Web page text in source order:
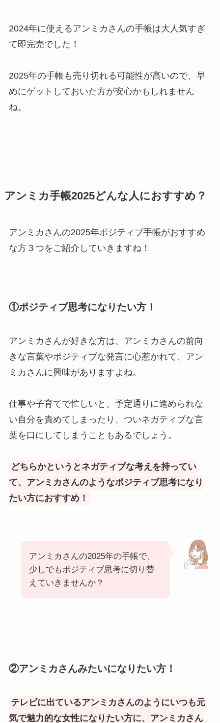
2024年に使えるアンミカさんの手帳は大人気すぎ
て即完売でした！
2025年の手帳も売り切れる可能性が高いので、早
めにゲットしておいた方が安心かもしれません
ね。
アンミカ手帳2025どんな人におすすめ？
アンミカさんの2025年ポジティブ手帳がおすすめ
な方３つをご紹介していきますね！
①ポジティブ思考になりたい方！
アンミカさんが好きな方は、アンミカさんの前向
きな言葉やポジティブな発言に心惹かれて、アン
ミカさんに興味がありますよね。
仕事や子育てで忙しいと、予定通りに進められな
い自分を責めてしまったり、ついネガティブな言
葉を口にしてしまうこともあるでしょう。
どちらかというとネガティブな考えを持ってい
て、アンミカさんのようなポジティブ思考になり
たい方におすすめ！
アンミカさんの2025年の手帳で、
少しでもポジティブ思考に切り替
えていきませんか？
②アンミカさんみたいになりたい方！
テレビに出ているアンミカさんのようにいつも元
気で魅力的な女性になりたい方に、アンミカさん